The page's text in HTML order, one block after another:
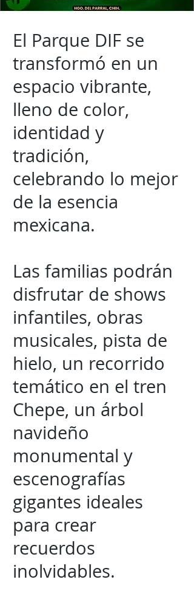
El Parque DIF se
transformó en un
espacio vibrante,
lleno de color,
identidad y
tradición,
celebrando lo mejor
de la esencia
mexicana.
Las familias podrán
disfrutar de shows
infantiles, obras
musicales, pista de
hielo, un recorrido
temático en el tren
Chepe, un árbol
navideño
monumental y
escenografías
gigantes ideales
para crear
recuerdos
inolvidables.